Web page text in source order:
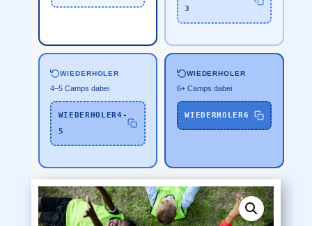
3
WIEDERHOLER
4–5 Camps dabei
WIEDERHOLER4-
5
WIEDERHOLER
6+ Camps dabei
WIEDERHOLER6